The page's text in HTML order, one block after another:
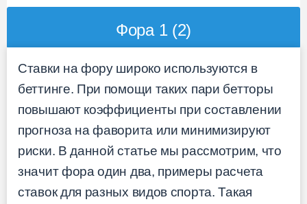
Фора 1 (2)
Ставки на фору широко используются в
беттинге. При помощи таких пари бетторы
повышают коэффициенты при составлении
прогноза на фаворита или минимизируют
риски. В данной статье мы рассмотрим, что
значит фора один два, примеры расчета
ставок для разных видов спорта. Такая